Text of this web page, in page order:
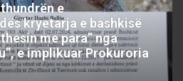
e
kryetarja e bashkisë
me para” nga
e implikuar Prokuroria